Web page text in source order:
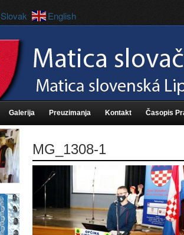
Galerija Preuzimanja Kontakt Časopis
MG_1308-1
Slovak English